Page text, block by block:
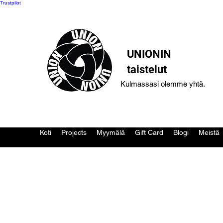
Trustpilot
UNIONIN
taistelut
Kulmassasi olemme yhtä.
Koti Projects Myymälä Gift Card Blogi Meistä